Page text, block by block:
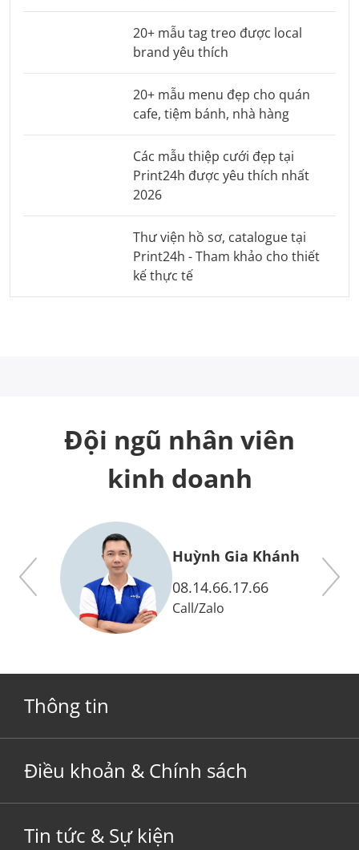
20+ mẫu tag treo được local
brand yêu thích
20+ mẫu menu đẹp cho quán
cafe, tiệm bánh, nhà hàng
Các mẫu thiệp cưới đẹp tại
Print24h được yêu thích nhất
2026
Thư viện hồ sơ, catalogue tại
Print24h - Tham khảo cho thiết
kế thực tế
Đội ngũ nhân viên
kinh doanh
Huỳnh Gia Khánh
08.14.66.17.66
Call/Zalo
Thông tin
Điều khoản & Chính sách
Tin tức & Sự kiện